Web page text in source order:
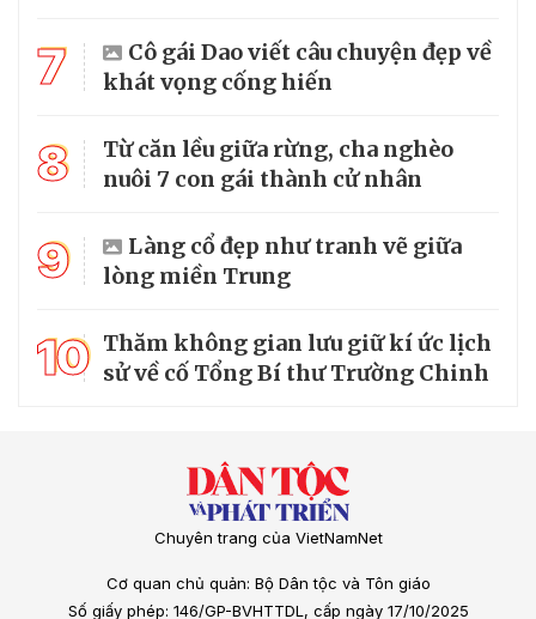
7
Cô gái Dao viết câu chuyện đẹp về
khát vọng cống hiến
8
Từ căn lều giữa rừng, cha nghèo
nuôi 7 con gái thành cử nhân
9
Làng cổ đẹp như tranh vẽ giữa
lòng miền Trung
10 Thăm không gian lưu giữ kí ức lịch
sử về cố Tổng Bí thư Trường Chinh
Chuyên trang của VietNamNet
Cơ quan chủ quản: Bộ Dân tộc và Tôn giáo
Số giấy phép: 146/GP-BVHTTDL, cấp ngày 17/10/2025